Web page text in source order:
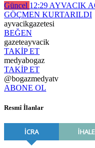
Güncel 12:29 AYVACIK
GÖÇMEN KURTARILDI
ayvacikgazetesi
BEĞEN
gazeteayvacik
TAKİP ET
medyabogaz
TAKİP ET
@bogazmedyatv
ABONE OL
Resmî İlanlar